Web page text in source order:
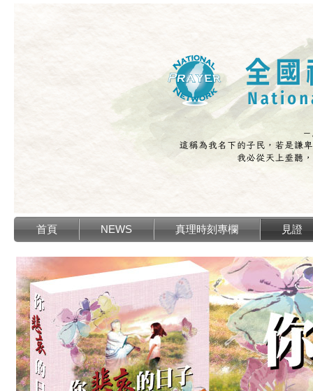
首頁 NEWS 真理時刻專欄 見證